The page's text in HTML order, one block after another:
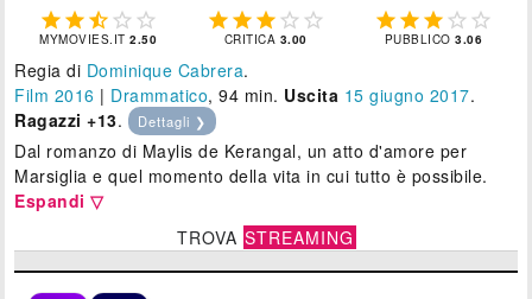
    
MYMOVIES.IT2.50
    
CRITICA 3.00
    
PUBBLICO3.06
Regia di Dominique Cabrera.
Film 2016 | Drammatico, 94 min. Uscita 15 giugno 2017.
Ragazzi +13. Dettagli ❯
Dal romanzo di Maylis de Kerangal, un atto d'amore per
Marsiglia e quel momento della vita in cui tutto è possibile.
Espandi ▽
TROVA STREAMING